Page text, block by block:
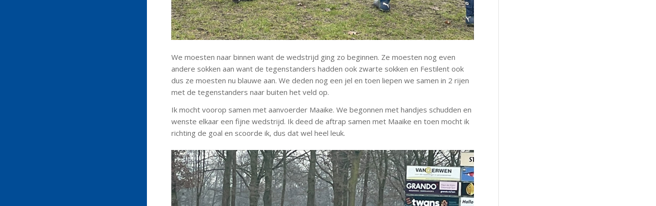
We moesten naar binnen want de wedstrijd ging zo beginnen. Ze moesten nog even
andere sokken aan want de tegenstanders hadden ook zwarte sokken en Festilent ook
dus ze moesten nu blauwe aan. We deden nog een jel en toen liepen we samen in 2 rijen
met de tegenstanders naar buiten het veld op.
Ik mocht voorop samen met aanvoerder Maaike. We begonnen met handjes schudden en
wenste elkaar een fijne wedstrijd. Ik deed de aftrap samen met Maaike en toen mocht ik
richting de goal en scoorde ik, dus dat wel heel leuk.